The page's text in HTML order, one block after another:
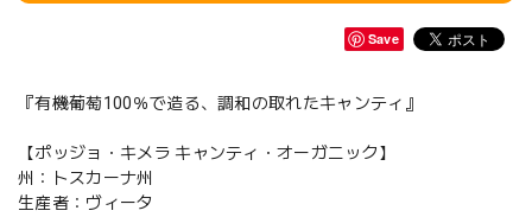
Save
『有機葡萄100％で造る、調和の取れたキャンティ』
【ポッジョ・キメラ キャンティ・オーガニック】
州：トスカーナ州
生産者：ヴィータ